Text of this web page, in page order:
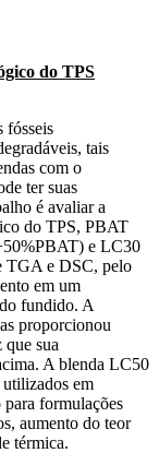
do TPS
fósseis
tais
com o
ter suas
é avaliar a
do TPS, PBAT
e LC30
TGA e DSC, pelo
em um
fundido. A
proporcionou
sua
A blenda LC50
em
formulações
aumento do teor
térmica.